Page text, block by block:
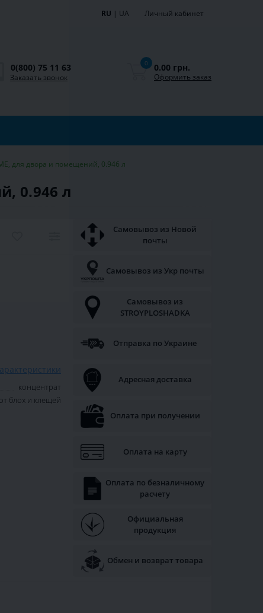
RU | UA Личный кабинет
0(800) 75 11 63
Заказать звонок
0 0.00 грн.
Оформить заказ
для двора и помещений, 0.946 л
0.946 л
концентрат
от блох и клещей
Самовывоз из Новой
почты
Самовывоз из Укр почты
Самовывоз из
STROYPLOSHADKA
Отправка по Украине
Адресная доставка
Оплата при получении
Оплата на карту
Оплата по безналичному
расчету
Официальная
продукция
Обмен и возврат товара